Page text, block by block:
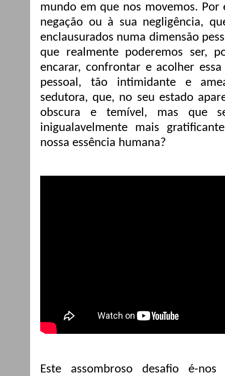
mundo em que nos movemos. Por
negação ou à sua negligência,
enclausurados numa dimensão
que realmente poderemos ser,
encarar, confrontar e acolher
pessoal, tão intimidante e
sedutora, que, no seu estado
obscura e temível, mas que
inigualavelmente mais
nossa essência humana?
Este assombroso desafio é-